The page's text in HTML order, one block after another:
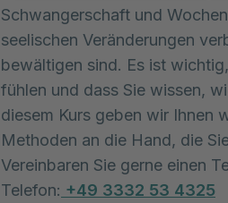
Schwangerschaft und
seelischen Veränderungen
bewältigen sind. Es ist
fühlen und dass Sie wissen,
diesem Kurs geben wir Ihnen
Methoden an die Hand, die
Vereinbaren Sie gerne einen
Telefon: +49 3332 53 4325